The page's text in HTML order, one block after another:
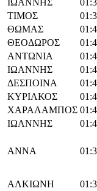
ΤΙΜΟΣ
ΘΩΜΑΣ
ΘΕΟΔΩΡΟΣ
ΑΝΤΩΝΙΑ
ΙΩΑΝΝΗΣ
ΔΕΣΠΟΙΝΑ
ΚΥΡΙΑΚΟΣ
ΧΑΡΑΛΑΜΠΟΣ
ΙΩΑΝΝΗΣ
ΑΝΝΑ
ΑΛΚΙΩΝΗ